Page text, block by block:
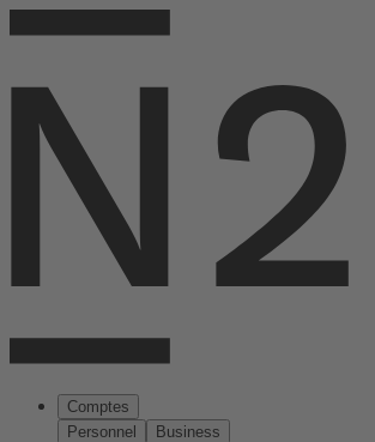
Comptes
Personnel
Business